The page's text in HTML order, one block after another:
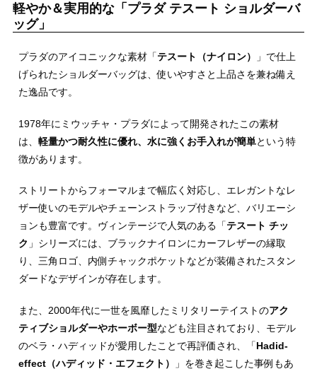
軽やか＆実用的な「プラダ テスート ショルダーバ
ッグ」
プラダのアイコニックな素材「テスート（ナイロン）
」で仕上
げられたショルダーバッグは、使いやすさと上品さを兼ね備え
た逸品です。
1978年にミウッチャ・プラダによって開発されたこの素材
は、軽量かつ耐久性に優れ、水に強くお手入れが簡単という特
徴があります。
ストリートからフォーマルまで幅広く対応し、エレガントなレ
ザー使いのモデルやチェーンストラップ付きなど、バリエーシ
ョンも豊富です。ヴィンテージで人気のある「テスート チッ
ク 」シリーズには、ブラックナイロンにカーフレザーの縁取
り、三角ロゴ、内側チャックポケットなどが装備されたスタン
ダードなデザインが存在します。
また、2000年代に一世を風靡したミリタリーテイストのアク
ティブショルダーやホーボー型なども注目されており、モデル
のベラ・ハディッドが愛用したことで再評価され、「Hadid-
effect（ハディッド・エフェクト）
」を巻き起こした事例もあ